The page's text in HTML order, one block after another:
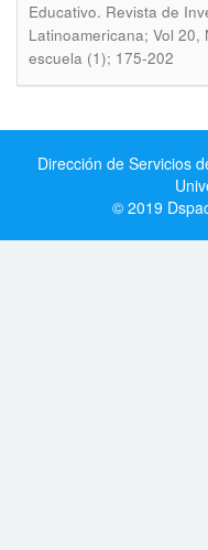
Educativo. Revista de
Latinoamericana; Vol
escuela (1); 175-202
Dirección de Servicios
© 2019